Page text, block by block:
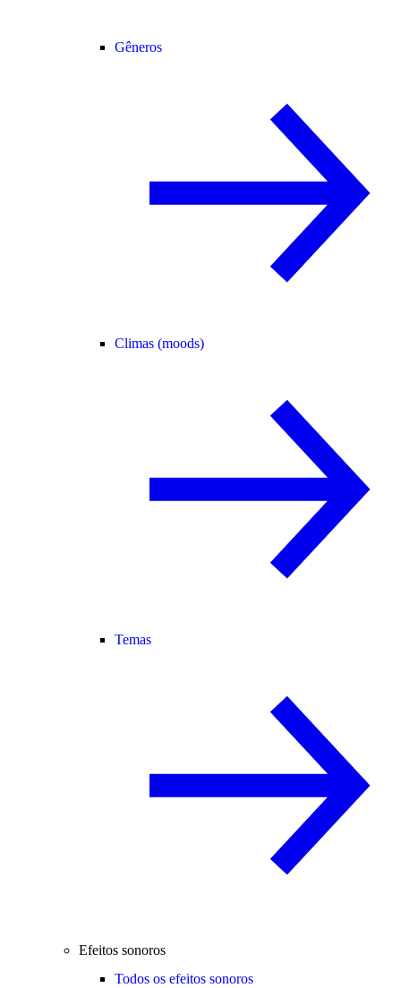
Gêneros
Climas (moods)
Temas
Efeitos sonoros
Todos os efeitos sonoros